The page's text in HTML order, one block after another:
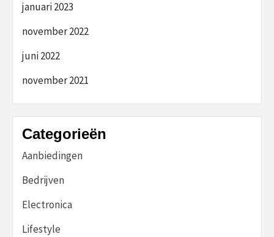
januari 2023
november 2022
juni 2022
november 2021
Categorieën
Aanbiedingen
Bedrijven
Electronica
Lifestyle